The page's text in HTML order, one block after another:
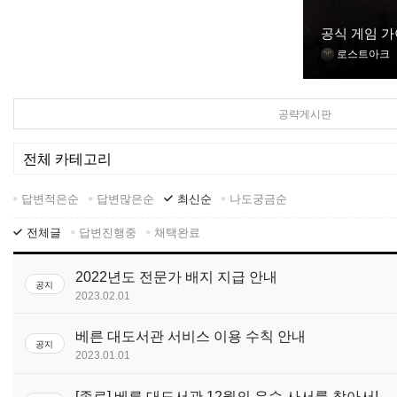
공식 게임
로스트아크
공략게시판
답변적은순 답변많은순 최신순 나도궁금순
전체글 답변진행중 채택완료
공지 2022년도 전문가 배지 지급 안내
2023.02.01
공지 베른 대도서관 서비스 이용 수칙 안내
2023.01.01